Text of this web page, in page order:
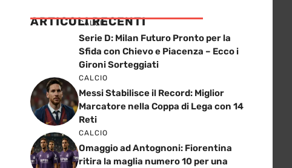
ARTICOLI RECENTI
CALCIO
Serie D: Milan Futuro Pronto per la
Sfida con Chievo e Piacenza – Ecco i
Gironi Sorteggiati
CALCIO
Messi Stabilisce il Record: Miglior
Marcatore nella Coppa di Lega con 14
Reti
CALCIO
Omaggio ad Antognoni: Fiorentina
ritira la maglia numero 10 per una